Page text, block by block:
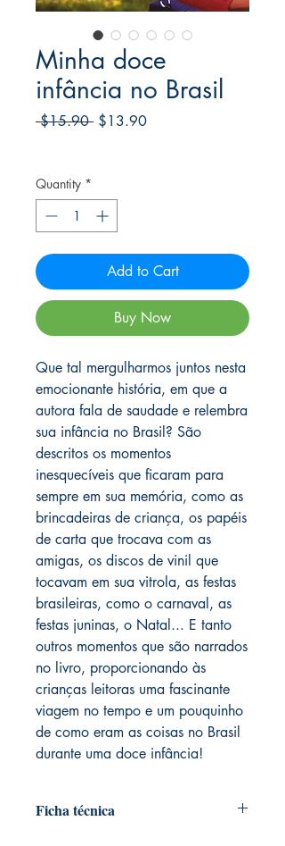
Minha doce
infância no Brasil
$15.90 Regular
$13.90Sale
Quantity *
Add to Cart
Buy Now
Que tal mergulharmos juntos nesta
emocionante história, em que a
autora fala de saudade e relembra
sua infância no Brasil? São
descritos os momentos
inesquecíveis que ficaram para
sempre em sua memória, como as
brincadeiras de criança, os papéis
de carta que trocava com as
amigas, os discos de vinil que
tocavam em sua vitrola, as festas
brasileiras, como o carnaval, as
festas juninas, o Natal... E tanto
outros momentos que são narrados
no livro, proporcionando às
crianças leitoras uma fascinante
viagem no tempo e um pouquinho
de como eram as coisas no Brasil
durante uma doce infância!
Ficha técnica